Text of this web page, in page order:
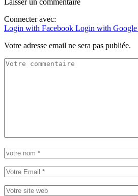
Connecter avec:
Login with Facebook Login with Google
Votre adresse email ne sera pas publiée.